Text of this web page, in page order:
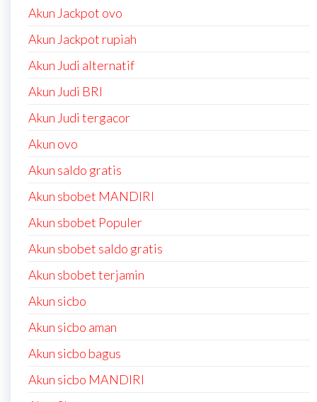
Akun Jackpot ovo
Akun Jackpot rupiah
Akun Judi alternatif
Akun Judi BRI
Akun Judi tergacor
Akun ovo
Akun saldo gratis
Akun sbobet MANDIRI
Akun sbobet Populer
Akun sbobet saldo gratis
Akun sbobet terjamin
Akun sicbo
Akun sicbo aman
Akun sicbo bagus
Akun sicbo MANDIRI